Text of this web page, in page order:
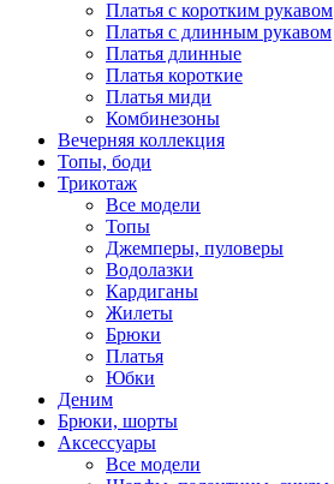
Платья с коротким рукавом
Платья с длинным рукавом
Платья длинные
Платья короткие
Платья миди
Комбинезоны
Вечерняя коллекция
Топы, боди
Трикотаж
Все модели
Топы
Джемперы, пуловеры
Водолазки
Кардиганы
Жилеты
Брюки
Платья
Юбки
Деним
Брюки, шорты
Аксессуары
Все модели